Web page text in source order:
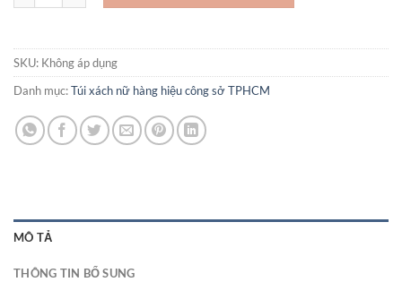
SKU: Không áp dụng
Danh mục:Túi xách nữ hàng hiệu công sở TPHCM
MÔ TẢ
THÔNG TIN BỔ SUNG